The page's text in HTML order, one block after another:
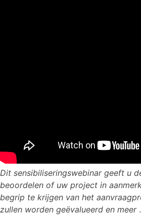
Dit sensibiliseringswebinar geeft u
beoordelen of uw project in
begrip te krijgen van het
zullen worden geëvalueerd en meer.